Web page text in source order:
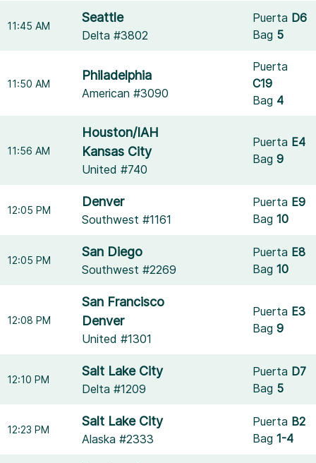
11:45 AM
Seattle
Delta #3802
Puerta D6
Bag 5
11:50 AM
Philadelphia
American #3090
Puerta
C19
Bag 4
11:56 AM
Houston/IAH
Kansas City
United #740
Puerta E4
Bag9
12:05 PM
Denver
Southwest #1161
Puerta E9
Bag10
12:05 PM
San Diego
Southwest #2269
Puerta E8
Bag10
12:08 PM
San Francisco
Denver
United #1301
Puerta E3
Bag9
12:10 PM
Salt Lake City
Delta #1209
Puerta D7
Bag 5
12:23 PM
Salt Lake City
Alaska #2333
Puerta B2
Bag1-4